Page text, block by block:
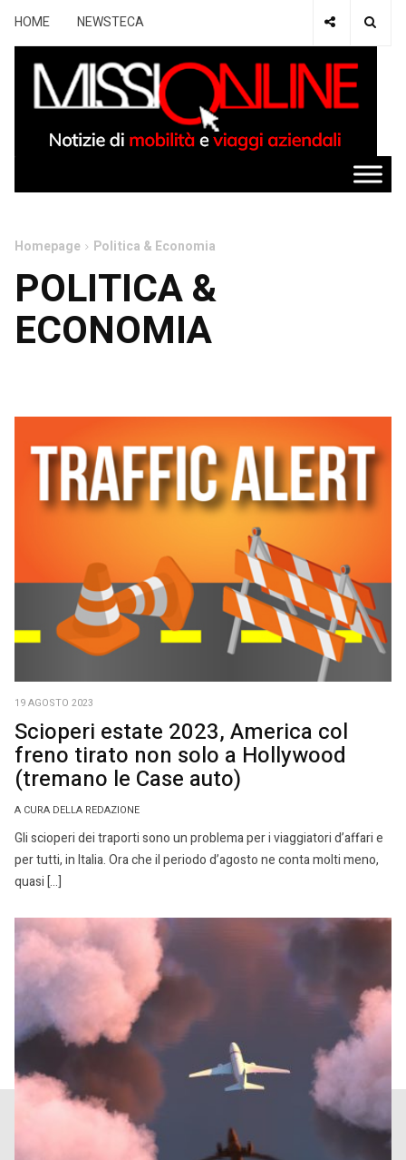
HOME NEWSTECA
Homepage Politica & Economia
POLITICA &
ECONOMIA
19 AGOSTO 2023
Scioperi estate 2023, America col
freno tirato non solo a Hollywood
(tremano le Case auto)
A CURA DELLA REDAZIONE
Gli scioperi dei traporti sono un problema per i viaggiatori d’affari e
per tutti, in Italia. Ora che il periodo d’agosto ne conta molti meno,
quasi […]